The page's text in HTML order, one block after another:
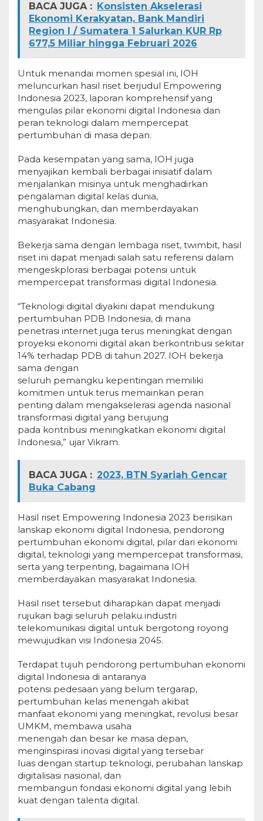
BACA JUGA : Konsisten Akselerasi
Ekonomi Kerakyatan, Bank Mandiri
Region I / Sumatera 1 Salurkan KUR Rp
677,5 Miliar hingga Februari 2026
Untuk menandai momen spesial ini, IOH
meluncurkan hasil riset berjudul Empowering
Indonesia 2023, laporan komprehensif yang
mengulas pilar ekonomi digital Indonesia dan
peran teknologi dalam mempercepat
pertumbuhan di masa depan.
Pada kesempatan yang sama, IOH juga
menyajikan kembali berbagai inisiatif dalam
menjalankan misinya untuk menghadirkan
pengalaman digital kelas dunia,
menghubungkan, dan memberdayakan
masyarakat Indonesia.
Bekerja sama dengan lembaga riset, twimbit, hasil
riset ini dapat menjadi salah satu referensi dalam
mengeskplorasi berbagai potensi untuk
mempercepat transformasi digital Indonesia.
“Teknologi digital diyakini dapat mendukung
pertumbuhan PDB Indonesia, di mana
penetrasi internet juga terus meningkat dengan
proyeksi ekonomi digital akan berkontribusi sekitar
14% terhadap PDB di tahun 2027. IOH bekerja
sama dengan
seluruh pemangku kepentingan memiliki
komitmen untuk terus memainkan peran
penting dalam mengakselerasi agenda nasional
transformasi digital yang berujung
pada kontribusi meningkatkan ekonomi digital
Indonesia,” ujar Vikram.
BACA JUGA : 2023, BTN Syariah Gencar
Buka Cabang
Hasil riset Empowering Indonesia 2023 berisikan
lanskap ekonomi digital Indonesia, pendorong
pertumbuhan ekonomi digital, pilar dari ekonomi
digital, teknologi yang mempercepat transformasi,
serta yang terpenting, bagaimana IOH
memberdayakan masyarakat Indonesia.
Hasil riset tersebut diharapkan dapat menjadi
rujukan bagi seluruh pelaku industri
telekomunikasi digital untuk bergotong royong
mewujudkan visi Indonesia 2045.
Terdapat tujuh pendorong pertumbuhan ekonomi
digital Indonesia di antaranya
potensi pedesaan yang belum tergarap,
pertumbuhan kelas menengah akibat
manfaat ekonomi yang meningkat, revolusi besar
UMKM, membawa usaha
menengah dan besar ke masa depan,
menginspirasi inovasi digital yang tersebar
luas dengan startup teknologi, perubahan lanskap
digitalisasi nasional, dan
membangun fondasi ekonomi digital yang lebih
kuat dengan talenta digital.